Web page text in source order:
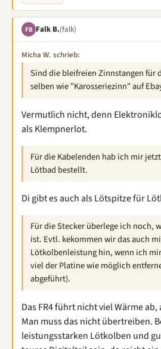
FB Falk B.(falk)
Micha W. schrieb:
Sind die bleifreien Zinnstangen für
selben wie "Karosseriezinn" auf
Vermutlich nicht, denn
als Klempnerlot.
Für die Kabelenden hab ich mir
Lötbad bestellt.
Di gibt es auch als Lötspitze für
Für die Stecker überlege ich noch,
ist. Evtl. kekommen wir das auch
Lötkolbenleistung hin, wenn ich
viel der Platine wie möglich
abgeführt).
Das FR4 führt nicht viel Wärme
Man muss das nicht übertreiben.
leistungsstarken Lötkolben und